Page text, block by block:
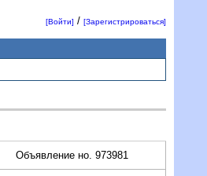
[Войти] /[Зарегистрироваться]
Объявление но. 973981